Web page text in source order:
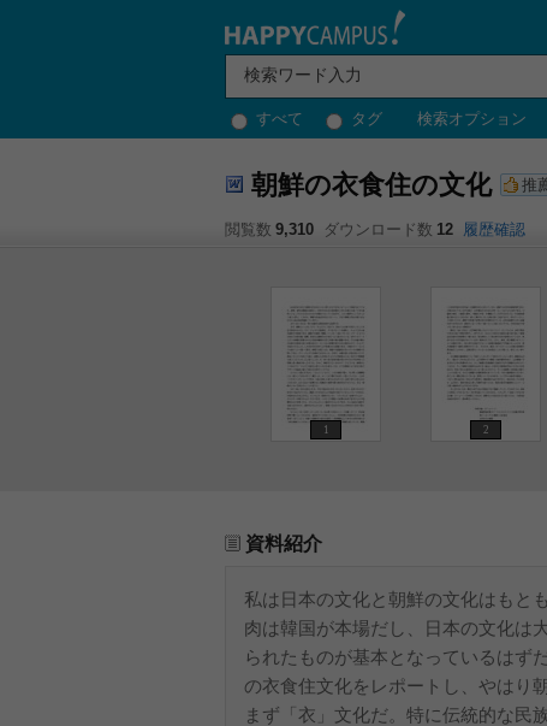
すべて タグ 検索オプション
朝鮮の衣食住の文化 推
閲覧数 9,310 ダウンロード数 12 履歴確認
1 2
資料紹介
私は日本の文化と朝鮮の文化はもと
肉は韓国が本場だし、日本の文化は
られたものが基本となっているはず
の衣食住文化をレポートし、やはり
まず「衣」文化だ。特に伝統的な民